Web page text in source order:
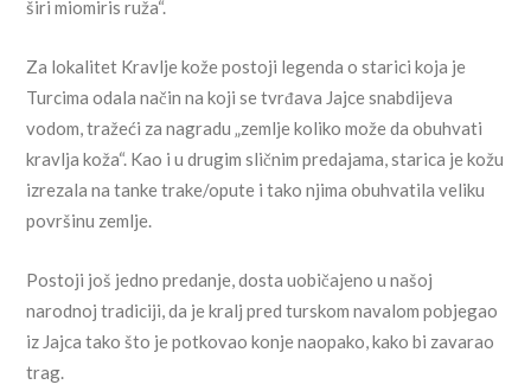
širi miomiris ruža“.
Za lokalitet Kravlje kože postoji legenda o starici koja je
Turcima odala način na koji se tvrđava Jajce snabdijeva
vodom, tražeći za nagradu „zemlje koliko može da obuhvati
kravlja koža“. Kao i u drugim sličnim predajama, starica je kožu
izrezala na tanke trake/opute i tako njima obuhvatila veliku
površinu zemlje.
Postoji još jedno predanje, dosta uobičajeno u našoj
narodnoj tradiciji, da je kralj pred turskom navalom pobjegao
iz Jajca tako što je potkovao konje naopako, kako bi zavarao
trag.